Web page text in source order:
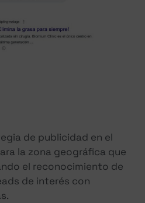
de publicidad en el
la zona geográfica que
el reconocimiento de
de interés con